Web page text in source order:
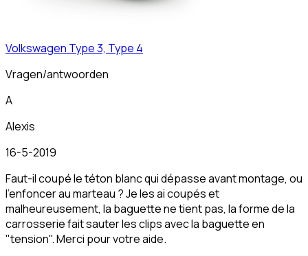
Volkswagen Type 3, Type 4
Vragen/antwoorden
A
Alexis
16-5-2019
Faut-il coupé le téton blanc qui dépasse avant montage, ou
l'enfoncer au marteau ? Je les ai coupés et
malheureusement, la baguette ne tient pas, la forme de la
carrosserie fait sauter les clips avec la baguette en
"tension". Merci pour votre aide.